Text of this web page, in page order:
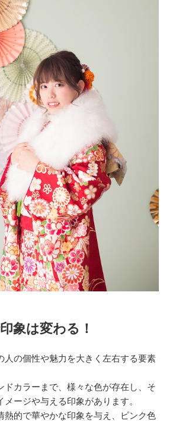
象は変わる！
人の個性や魅力を大きく左右する要素
ドカラーまで、様々な色が存在し、そ
メージや与える印象があります。
熱的で華やかな印象を与え、ピンク色